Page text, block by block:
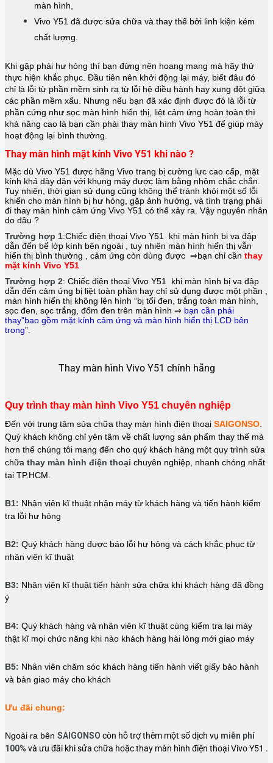
màn hình,
Vivo Y51 đã được sửa chữa và thay thế bởi linh kiện kém
chất lượng.
Khi gặp phải hư hỏng thì bạn đừng nên hoang mang mà hãy thử
thực hiện khắc phục. Đầu tiên nên khởi động lại máy, biết đâu đó
chỉ là lỗi từ phần mềm sinh ra từ lỗi hệ điều hành hay xung đột giữa
các phần mềm xấu. Nhưng nếu bạn đã xác định được đó là lỗi từ
phần cứng như sọc màn hình hiển thị, liệt cảm ứng hoàn toàn thì
khả năng cao là bạn cần phải thay màn hình Vivo Y51 để giúp máy
hoạt động lại bình thường.
Thay màn hình mặt kính Vivo Y51 khi nào ?
Mặc dù Vivo Y51 được hãng Vivo trang bị cường lực cao cấp, mặt
kính khá dày dặn với khung máy được làm bằng nhôm chắc chắn.
Tuy nhiên, thời gian sử dụng cũng không thể tránh khỏi một số lỗi
khiến cho màn hình bị hư hỏng, gặp ảnh hưởng, và tình trạng phải
đi thay màn hình cảm ứng Vivo Y51 có thể xảy ra. Vậy nguyên nhân
do đâu ?
Trường hợp 1:Chiếc điện thoại Vivo Y51 khi màn hình bị va đập
dẫn đến bể lớp kính bên ngoài , tuy nhiên màn hình hiển thị vẫn
hiển thị bình thường , cảm ứng còn dùng được ⇒bạn chỉ cần thay
mặt kính Vivo Y51
Trường hợp 2: Chiếc điện thoại Vivo Y51 khi màn hình bị va đập
dẫn đến cảm ứng bị liệt toàn phần hay chỉ sử dụng được một phần ,
màn hình hiển thị không lên hình “bị tối đen, trắng toàn màn hình,
sọc đen, sọc trắng, đốm đen trên màn hình ⇒ bạn cần phải
thay”bao gồm mặt kính cảm ứng và màn hình hiển thị LCD bên
trong”.
Thay màn hình Vivo Y51 chính hãng
Quy trình thay màn hình Vivo Y51 chuyên nghiệp
Đến với trung tâm sửa chữa thay màn hình điện thoại SAIGONSO.
Quý khách không chỉ yên tâm về chất lượng sản phẩm thay thế mà
hơn thế chúng tôi mang đến cho quý khách hàng một quy trình sửa
chữa thay màn hình điện thoại chuyên nghiệp, nhanh chóng nhất
tại TP.HCM.
B1: Nhân viên kĩ thuật nhận máy từ khách hàng và tiến hành kiểm
tra lỗi hư hỏng
B2: Quý khách hàng được báo lỗi hư hỏng và cách khắc phục từ
nhân viên kĩ thuật
B3: Nhân viên kĩ thuật tiến hành sửa chữa khi khách hàng đã đồng
ý
B4: Quý khách hàng và nhân viên kĩ thuật cùng kiểm tra lại máy
thật kĩ mọi chức năng khi nào khách hàng hài lòng mới giao máy
B5: Nhân viên chăm sóc khách hàng tiến hành viết giấy bảo hành
và bàn giao máy cho khách
Ưu đãi chung:
Ngoài ra bên SAIGONSO còn hỗ trợ thêm một số dịch vụ miễn phí
100% và ưu đãi khi sửa chữa hoặc thay màn hình điện thoại Vivo Y51 .